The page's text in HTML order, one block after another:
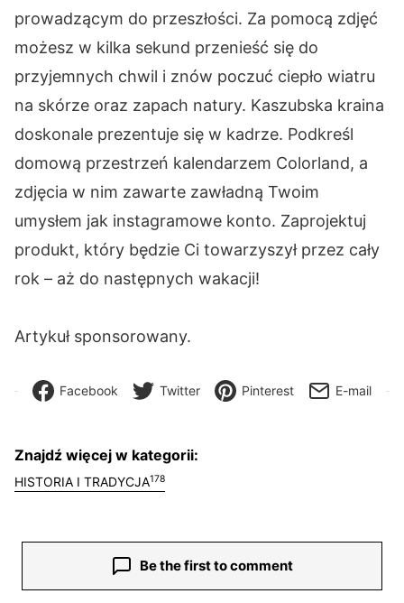
prowadzącym do przeszłości. Za pomocą zdjęć
możesz w kilka sekund przenieść się do
przyjemnych chwil i znów poczuć ciepło wiatru
na skórze oraz zapach natury. Kaszubska kraina
doskonale prezentuje się w kadrze. Podkreśl
domową przestrzeń kalendarzem Colorland, a
zdjęcia w nim zawarte zawładną Twoim
umysłem jak instagramowe konto. Zaprojektuj
produkt, który będzie Ci towarzyszył przez cały
rok – aż do następnych wakacji!
Artykuł sponsorowany.
Facebook Twitter Pinterest E-mail
Znajdź więcej w kategorii:
HISTORIA I TRADYCJA178
Be the first to comment